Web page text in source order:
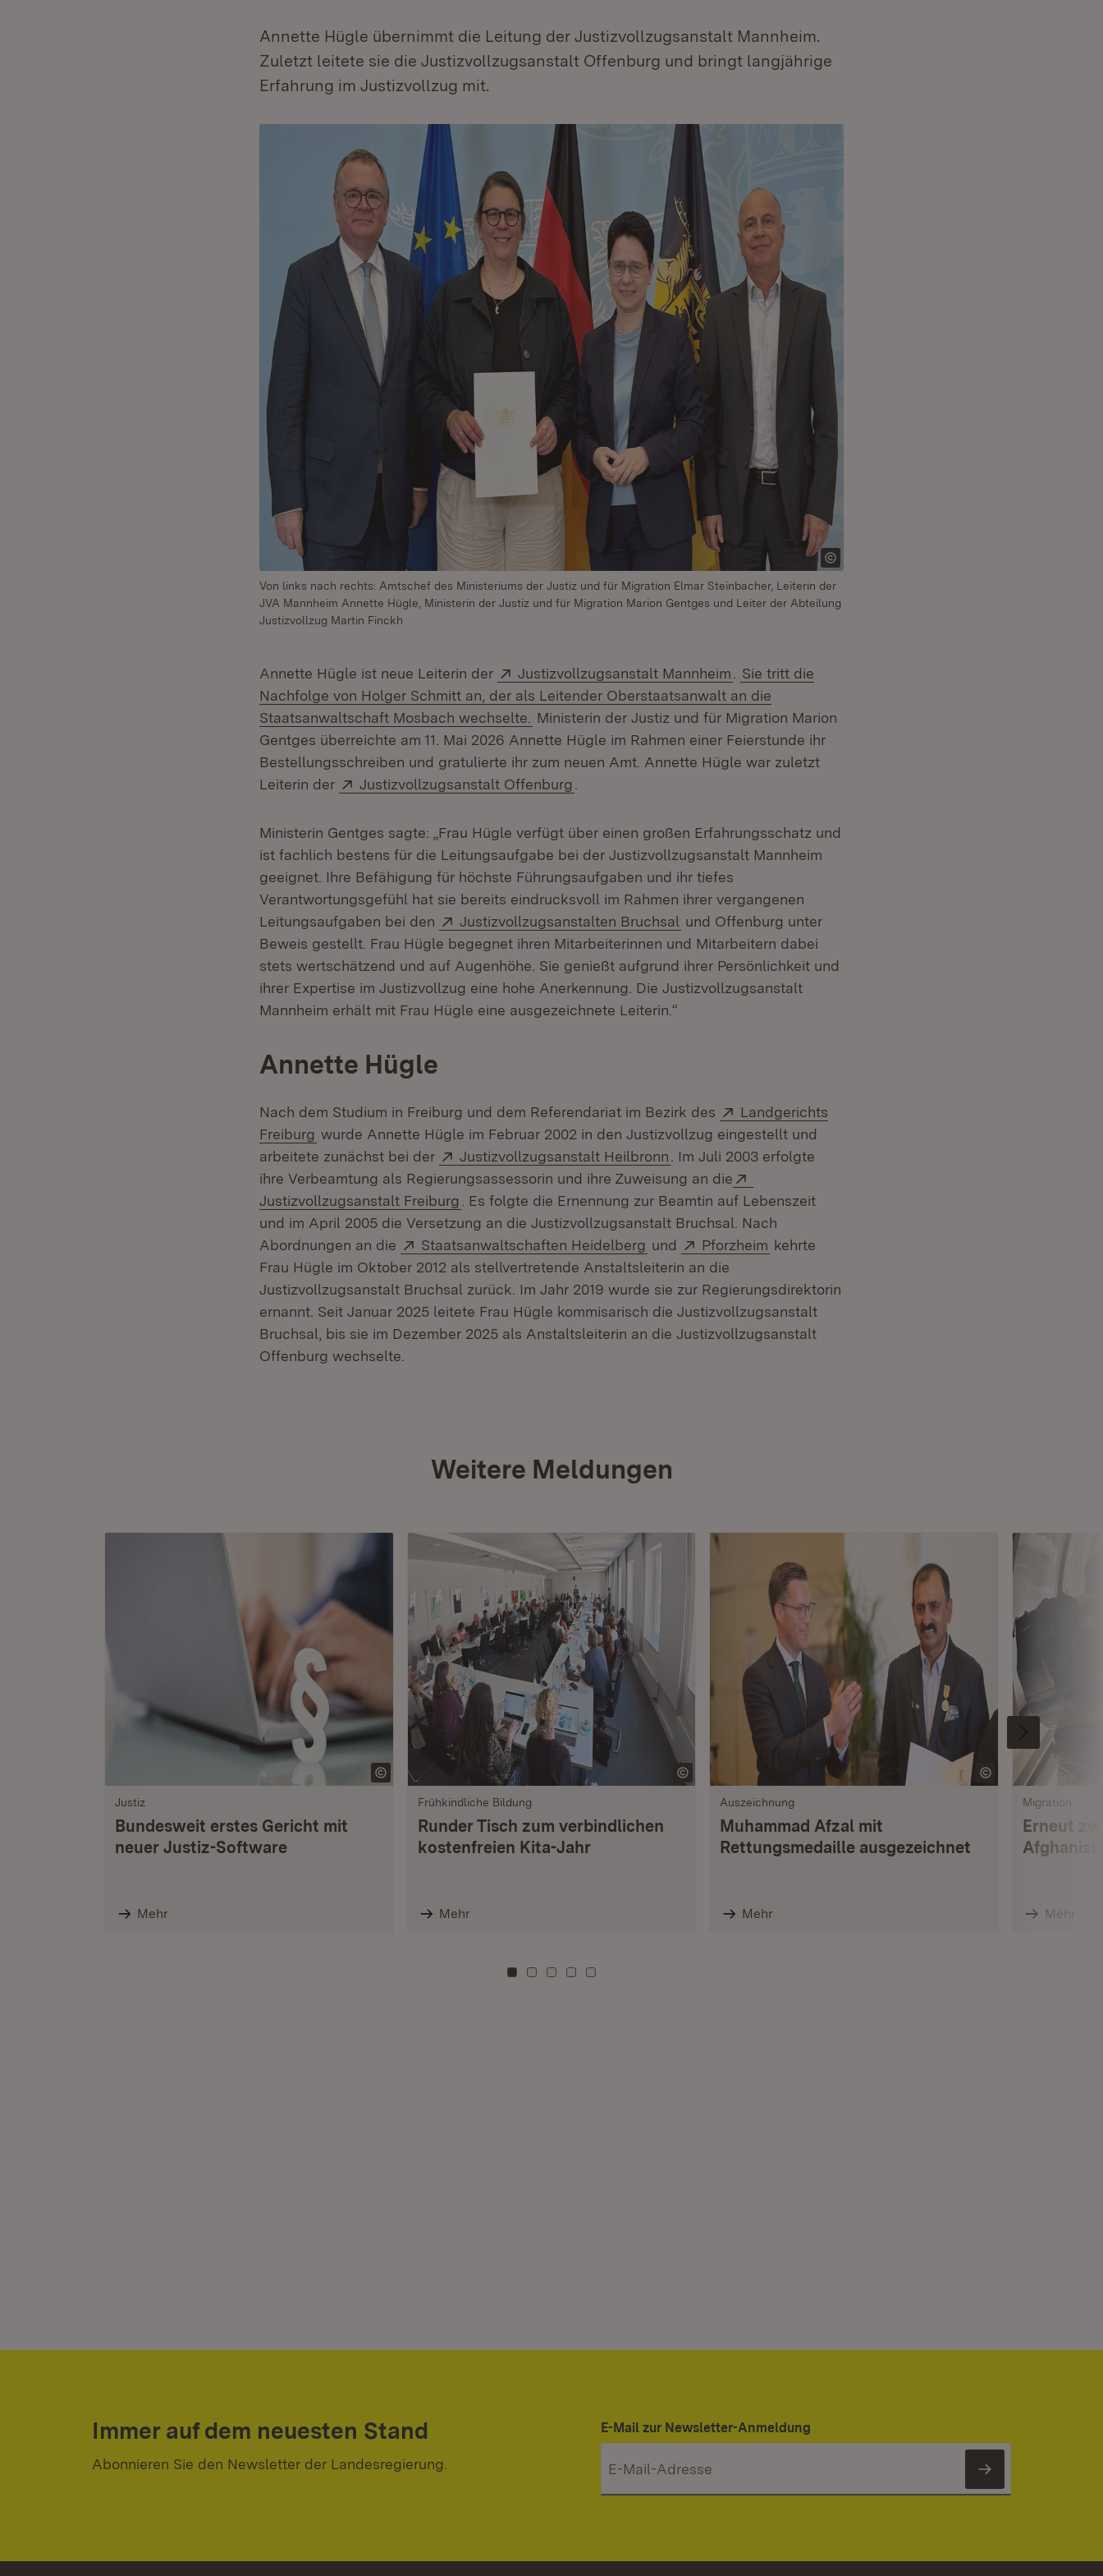
Annette Hügle übernimmt die Leitung der Justizvollzugsanstalt Mannheim.
Zuletzt leitete sie die Justizvollzugsanstalt Offenburg und bringt langjährige
Erfahrung im Justizvollzug mit.
Von links nach rechts: Amtschef des Ministeriums der Justiz und für Migration Elmar Steinbacher, Leiterin der
JVA Mannheim Annette Hügle, Ministerin der Justiz und für Migration Marion Gentges und Leiter der Abteilung
Justizvollzug Martin Finckh
Annette Hügle ist neue Leiterin der Extern:
Justizvollzugsanstalt Mannheim (Öffnet in neuem Fenster)
Sie tritt die
Nachfolge von Holger Schmitt an, der als Leitender Oberstaatsanwalt an die
Staatsanwaltschaft Mosbach wechselte.
Ministerin der Justiz und für Migration Marion
Gentges überreichte am 11. Mai 2026 Annette Hügle im Rahmen einer Feierstunde ihr
Bestellungsschreiben und gratulierte ihr zum neuen Amt. Annette Hügle war zuletzt
Leiterin der
Extern:
Justizvollzugsanstalt Offenburg
Ministerin Gentges sagte: „Frau Hügle verfügt über einen großen Erfahrungsschatz und
ist fachlich bestens für die Leitungsaufgabe bei der Justizvollzugsanstalt Mannheim
geeignet. Ihre Befähigung für höchste Führungsaufgaben und ihr tiefes
Verantwortungsgefühl hat sie bereits eindrucksvoll im Rahmen ihrer vergangenen
Leitungsaufgaben bei den
Extern:
Justizvollzugsanstalten Bruchsal (Öffnet in neuem Fenster)
und Offenburg unter
Beweis gestellt. Frau Hügle begegnet ihren Mitarbeiterinnen und Mitarbeitern dabei
stets wertschätzend und auf Augenhöhe. Sie genießt aufgrund ihrer Persönlichkeit und
ihrer Expertise im Justizvollzug eine hohe Anerkennung. Die Justizvollzugsanstalt
Mannheim erhält mit Frau Hügle eine ausgezeichnete Leiterin.“
Annette Hügle
Nach dem Studium in Freiburg und dem Referendariat im Bezirk des Extern:
Landgerichts
Freiburg (Öffnet in neuem Fenster)
wurde Annette Hügle im Februar 2002 in den Justizvollzug eingestellt und
arbeitete zunächst bei der
Extern:
Justizvollzugsanstalt Heilbronn (Öffnet in neuem Fenster)
. Im Juli 2003 erfolgte
ihre Verbeamtung als Regierungsassessorin und ihre Zuweisung an die
Justizvollzugsanstalt Freiburg (Öffnet in neuem Fenster)
. Es folgte die Ernennung zur Beamtin auf Lebenszeit
und im April 2005 die Versetzung an die Justizvollzugsanstalt Bruchsal. Nach
Abordnungen an die
Extern:
Staatsanwaltschaften Heidelberg (Öffnet in neuem Fenster)
und Extern:
Pforzheim (Öffnet in neuem Fenster)
kehrte
Frau Hügle im Oktober 2012 als stellvertretende Anstaltsleiterin an die
Justizvollzugsanstalt Bruchsal zurück. Im Jahr 2019 wurde sie zur Regierungsdirektorin
ernannt. Seit Januar 2025 leitete Frau Hügle kommisarisch die Justizvollzugsanstalt
Bruchsal, bis sie im Dezember 2025 als Anstaltsleiterin an die Justizvollzugsanstalt
Offenburg wechselte.
Weitere Meldungen
Justiz
Bundesweit erstes Gericht mit
neuer Justiz-Software
Mehr
Frühkindliche Bildung
Runder Tisch zum verbindlichen
kostenfreien Kita-Jahr
Mehr
Auszeichnung
Muhammad Afzal mit
Rettungsmedaille ausgezeichnet
Mehr
Migration
Erneut
Mehr
Zu Kachel: 0
Zu Kachel: 3
Zu Kachel: 6
Zu Kachel: 9
Zu Kachel: 12
Immer auf dem neuesten Stand
Abonnieren Sie den Newsletter der Landesregierung.
E-Mail zur Newsletter-Anmeldung
Newsletter